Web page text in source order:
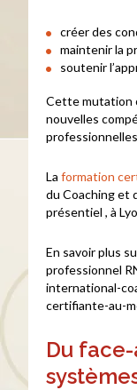
créer des
maintenir la
soutenir
Cette mutation
nouvelles
Laformation
du Coaching et
présentiel , à
En savoir plus
professionnel
international-
certifiante-au-
Du